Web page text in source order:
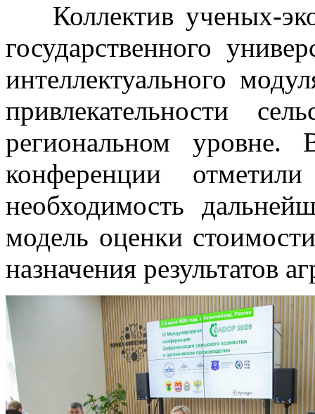
Коллектив ученых-
государственного
интеллектуального
привлекательности
региональном уровне.
конференции отметили
необходимость
модель оценки
назначения результатов